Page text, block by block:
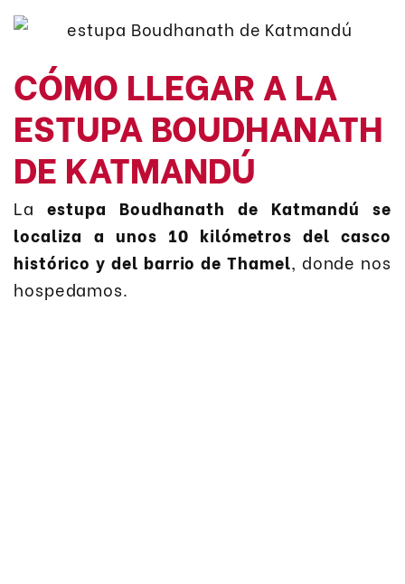
CÓMO LLEGAR A LA
ESTUPA BOUDHANATH
DE KATMANDÚ
Laestupa Boudhanath de Katmandú se
localiza a unos 10 kilómetros del casco
histórico y del barrio de Thamel, donde nos
hospedamos.